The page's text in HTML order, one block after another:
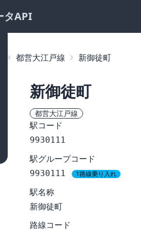
タAPI
都営大江戸線 新御徒町
新御徒町
都営大江戸線
駅コード
9930111
駅グループコード
9930111 1路線乗り入れ
駅名称
新御徒町
路線コード